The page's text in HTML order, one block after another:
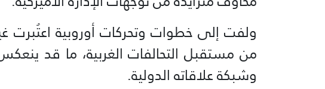
ولفت إلى خطوات وتحركات أوروبية اعتُبرت
من مستقبل التحالفات الغربية، ما قد
وشبكة علاقاته الدولية.